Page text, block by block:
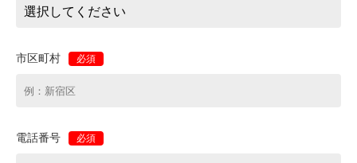
市区町村 必須
電話番号 必須